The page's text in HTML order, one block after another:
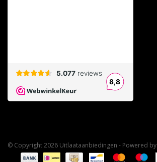
© Copyright 2026 Uitlaataanbiedingen - Powered by